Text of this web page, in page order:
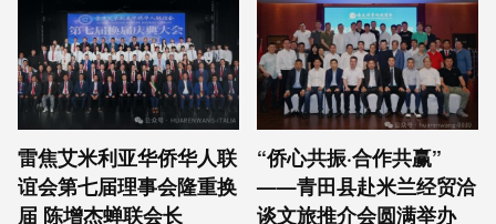
雷焦艾米利亚华侨华人联
谊会第七届理事会隆重换
届 陈增杰蝉联会长
“侨心共振·合作共赢”
——青田县赴米兰经贸洽
谈文旅推介会圆满举办